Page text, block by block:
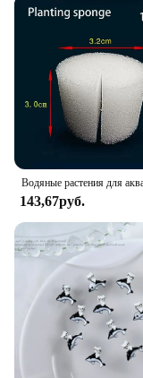
143,67руб.